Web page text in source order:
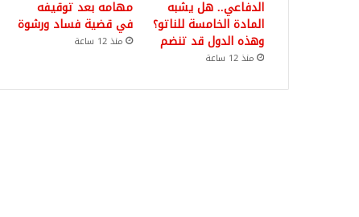
الدفاعي.. هل يشبه
المادة الخامسة للناتو؟
وهذه الدول قد تنضم
منذ 12 ساعة
مهامه بعد توقيفه
في قضية فساد ورشوة
منذ 12 ساعة